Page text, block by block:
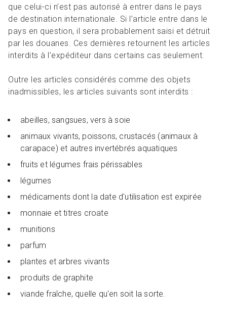
que celui-ci n’est pas autorisé à entrer dans le pays
de destination internationale. Si l’article entre dans le
pays en question, il sera probablement saisi et détruit
par les douanes. Ces dernières retournent les articles
interdits à l’expéditeur dans certains cas seulement.
Outre les articles considérés comme des objets
inadmissibles, les articles suivants sont interdits :
abeilles, sangsues, vers à soie
animaux vivants, poissons, crustacés (animaux à
carapace) et autres invertébrés aquatiques
fruits et légumes frais périssables
légumes
médicaments dont la date d'utilisation est expirée
monnaie et titres croate
munitions
parfum
plantes et arbres vivants
produits de graphite
viande fraîche, quelle qu'en soit la sorte.